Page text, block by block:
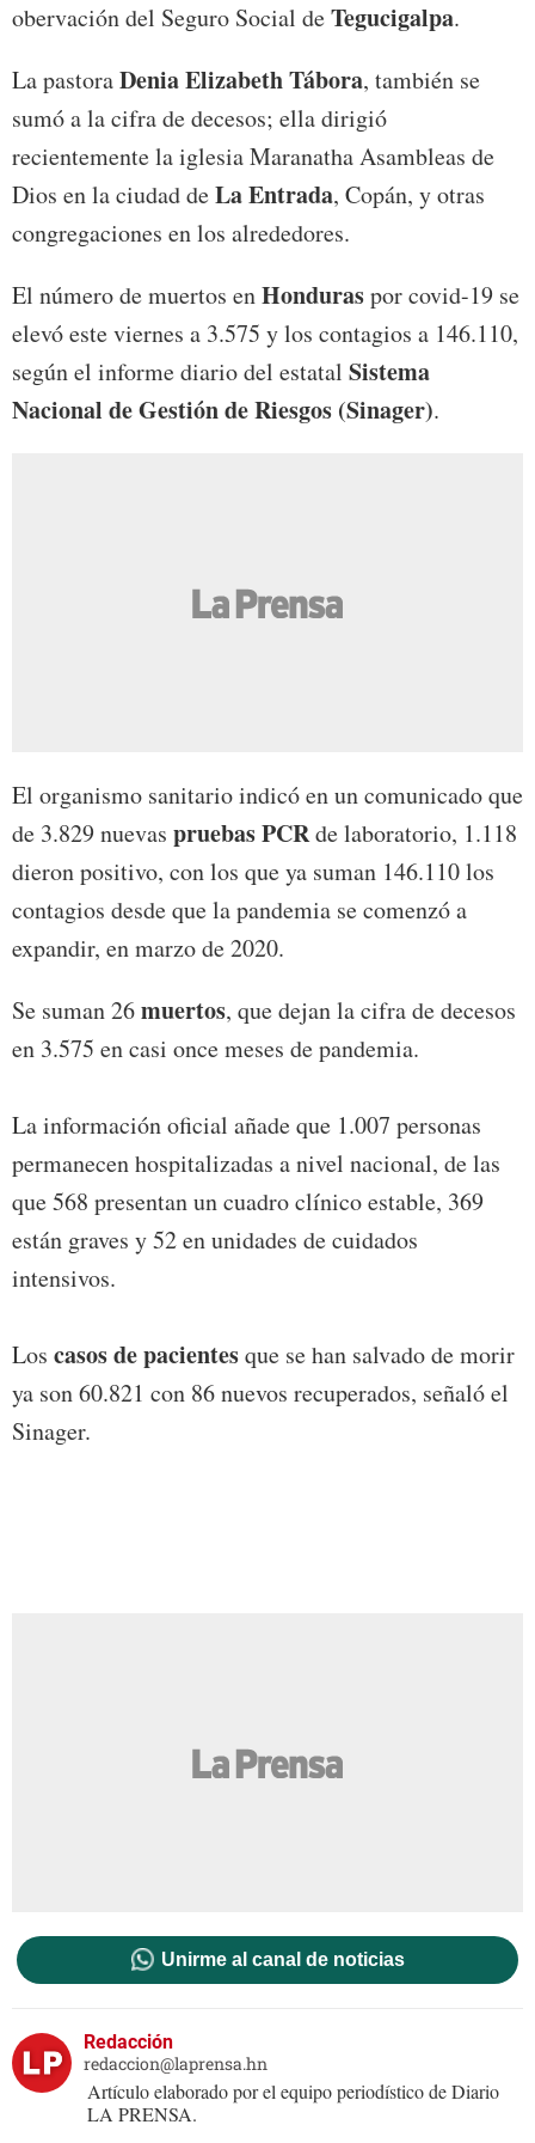
obervación del Seguro Social deTegucigalpa.
La pastoraDenia Elizabeth Tábora, también se
sumó a la cifra de decesos; ella dirigió
recientemente la iglesia Maranatha Asambleas de
Dios en la ciudad deLa Entrada, Copán, y otras
congregaciones en los alrededores.
El número de muertos enHonduraspor covid-19 se
elevó este viernes a 3.575 y los contagios a 146.110,
según el informe diario del estatal Sistema
Nacional de Gestión de Riesgos (Sinager).
El organismo sanitario indicó en un comunicado que
de 3.829 nuevas pruebas PCRde laboratorio, 1.118
dieron positivo, con los que ya suman 146.110 los
contagios desde que la pandemia se comenzó a
expandir, en marzo de 2020.
Se suman 26muertos, que dejan la cifra de decesos
en 3.575 en casi once meses de pandemia.
La información oficial añade que 1.007 personas
permanecen hospitalizadas a nivel nacional, de las
que 568 presentan un cuadro clínico estable, 369
están graves y 52 en unidades de cuidados
intensivos.
Los casos de pacientesque se han salvado de morir
ya son 60.821 con 86 nuevos recuperados, señaló el
Sinager.
Unirme al canal de noticias
Redacción
redaccion@laprensa.hn
Artículo elaborado por el equipo periodístico de Diario
LA PRENSA.